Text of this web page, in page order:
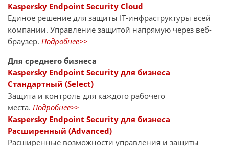
Kaspersky Endpoint Security Cloud
Единое решение для защиты IT-инфраструктуры всей
компании. Управление защитой напрямую через веб-
браузер. Подробнее>>
Для среднего бизнеса
Kaspersky Endpoint Security для бизнеса
Стандартный (Select)
Защита и контроль для каждого рабочего
места. Подробнее>>
Kaspersky Endpoint Security для бизнеса
Расширенный (Advanced)
Расширенные возможности управления и защиты